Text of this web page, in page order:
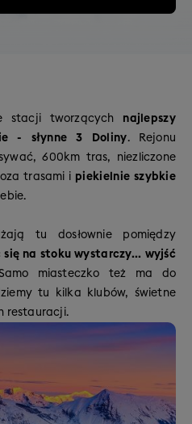
stacji tworzących najlepszy
- słynne 3 Doliny. Rejonu
600km tras, niezliczone
trasami i piekielnie szybkie
tu dosłownie pomiędzy
się na stoku wystarczy... wyjść
miasteczko też ma do
tu kilka klubów, świetne
restauracji.